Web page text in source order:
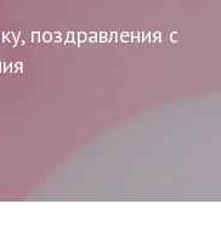
поздравления с